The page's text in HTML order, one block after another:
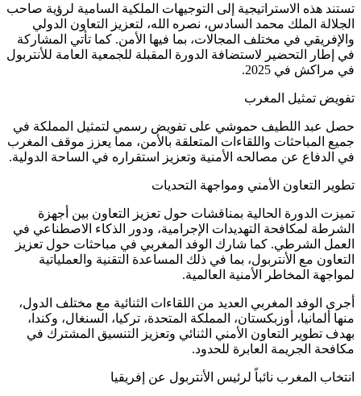
تستند هذه الاستراتيجية إلى التوجيهات الملكية السامية لرؤية صاحب
الجلالة الملك محمد السادس، نصره الله، لتعزيز التعاون الدولي
والإفريقي في مختلف المجالات، بما فيها الأمن. كما تأتي المشاركة
في إطار التحضير لاستضافة الدورة المقبلة للجمعية العامة للأنتربول
في مراكش في 2025.
تفويض تمثيل المغرب
حصل عبد اللطيف حموشي على تفويض رسمي لتمثيل المملكة في
جميع المباحثات واللقاءات المتعلقة بالأمن، مما يعزز موقف المغرب
في الدفاع عن مصالحه الأمنية وتعزيز استقراره في الساحة الدولية.
تطوير التعاون الأمني ومواجهة التحديات
تميزت الدورة الحالية بمناقشات حول تعزيز التعاون بين أجهزة
الشرطة لمكافحة التهديدات الإجرامية، ودور الذكاء الاصطناعي في
العمل الشرطي. كما شارك الوفد المغربي في مباحثات حول تعزيز
التعاون مع الأنتربول، بما في ذلك المساعدة التقنية والعملياتية
لمواجهة المخاطر الأمنية العالمية.
أجرى الوفد المغربي العديد من اللقاءات الثنائية مع مختلف الدول،
منها ألمانيا، أوزبكستان، المملكة المتحدة، تركيا، السنغال، وكندا،
بهدف تطوير التعاون الأمني الثنائي وتعزيز التنسيق المشترك في
مكافحة الجريمة العابرة للحدود.
انتخاب المغرب نائباً لرئيس الأنتربول عن إفريقيا